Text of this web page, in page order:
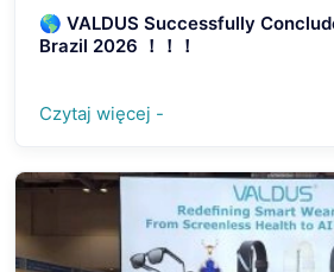
🌎 VALDUS Successfully
Brazil 2026 ！！！
Czytaj więcej -